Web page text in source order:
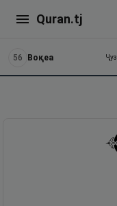
Quran.tj
56 Воқеа Ҷуз